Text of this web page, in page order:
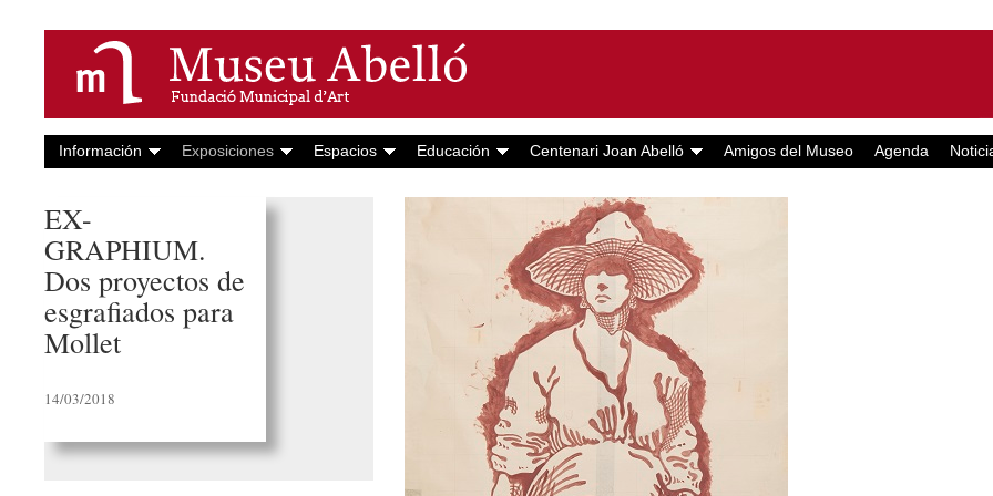
Información Exposiciones Espacios Educación Centenari Joan Abelló Amigos del Museo Agenda
EX-
GRAPHIUM.
Dos proyectos de
esgrafiados para
Mollet
14/03/2018